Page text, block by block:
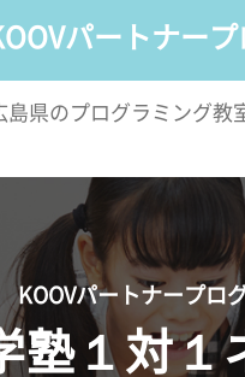
パートナー
島県のプログラミング教
KOOVパートナープロ
塾１対１